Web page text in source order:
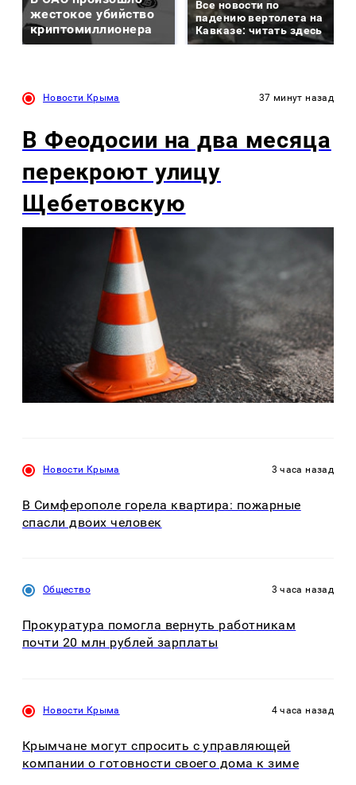
жестокое убийство
криптомиллионера
Все новости по
падению вертолета на
Кавказе: читать здесь
Новости Крыма 37 минут назад
В Феодосии на два месяца
перекроют улицу
Щебетовскую
Новости Крыма 3 часа назад
В Симферополе горела квартира: пожарные
спасли двоих человек
Общество 3 часа назад
Прокуратура помогла вернуть работникам
почти 20 млн рублей зарплаты
Новости Крыма 4 часа назад
Крымчане могут спросить с управляющей
компании о готовности своего дома к зиме